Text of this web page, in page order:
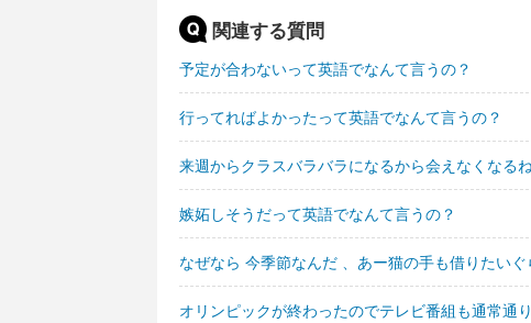
関連する質問
予定が合わないって英語でなんて言うの？
行ってればよかったって英語でなんて言うの？
来週からクラスバラバラになるから会えなくなる
嫉妬しそうだって英語でなんて言うの？
なぜなら 今季節なんだ 、あー猫の手も借りたい
オリンピックが終わったのでテレビ番組も通常通